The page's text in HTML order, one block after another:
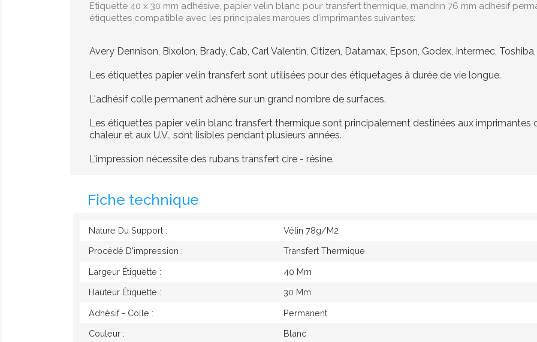
Etiquette 40 x 30 mm adhésive, papier velin blanc pour transfert thermique, mandrin 76 mm adhésif
étiquettes compatible avec les principales marques d'imprimantes suivantes:
Avery Dennison, Bixolon, Brady, Cab, Carl Valentin, Citizen, Datamax, Epson, Godex, Intermec, Toshiba,
Les étiquettes papier velin transfert sont utilisées pour des étiquetages à durée de vie longue.
L'adhésif colle permanent adhère sur un grand nombre de surfaces.
Les étiquettes papier velin blanc transfert thermique sont principalement destinées aux imprimantes
chaleur et aux U.V., sont lisibles pendant plusieurs années.
L'impression nécessite des rubans transfert cire - résine.
Fiche technique
Nature Du Support : Vélin 78g/M2
Procédé D'impression : Transfert Thermique
Largeur Étiquette : 40 Mm
Hauteur Étiquette : 30 Mm
Adhésif - Colle : Permanent
Couleur : Blanc